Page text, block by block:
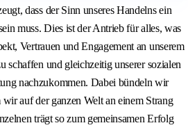
dass der Sinn unseres Handelns ein
muss. Dies ist der Antrieb für alles, was
Vertrauen und Engagement an unserem
schaffen und gleichzeitig unserer sozialen
nachzukommen. Dabei bündeln wir
auf der ganzen Welt an einem Strang
trägt so zum gemeinsamen Erfolg